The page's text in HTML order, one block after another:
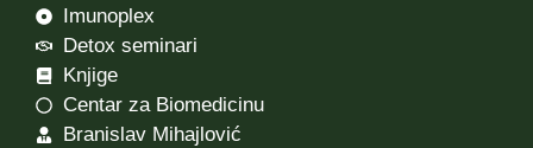
Imunoplex
Detox seminari
Knjige
Centar za Biomedicinu
Branislav Mihajlović